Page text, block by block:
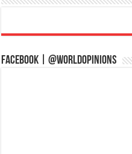
Facebook | @WorldOpinions